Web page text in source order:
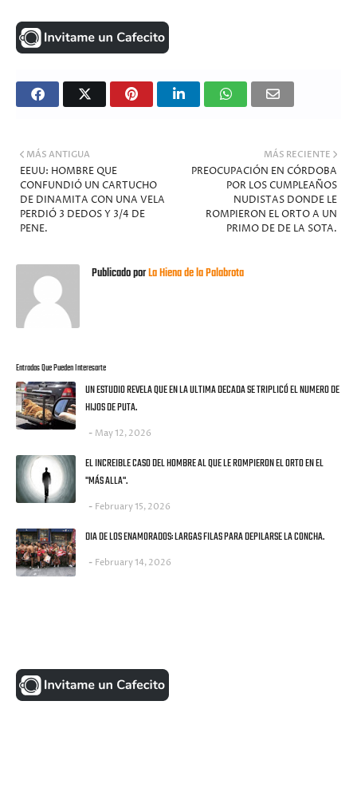
MÁS RECIENTE
PREOCUPACIÓN EN CÓRDOBA
POR LOS CUMPLEAÑOS
NUDISTAS DONDE LE
ROMPIERON EL ORTO A UN
PRIMO DE DE LA SOTA.
MÁS ANTIGUA
EEUU: HOMBRE QUE
CONFUNDIÓ UN CARTUCHO
DE DINAMITA CON UNA VELA
PERDIÓ 3 DEDOS Y 3/4 DE
PENE.
Publicado porLa Hiena de la Palabrota
Entradas Que Pueden Interesarte
UN ESTUDIO REVELA QUE EN LA ULTIMA DECADA SE TRIPLICÓ EL NUMERO DE
HIJOS DE PUTA.
May 12, 2026
EL INCREIBLE CASO DEL HOMBRE AL QUE LE ROMPIERON EL ORTO EN EL
"MÁS ALLA".
February 15, 2026
DIA DE LOS ENAMORADOS: LARGAS FILAS PARA DEPILARSE LA CONCHA.
February 14, 2026